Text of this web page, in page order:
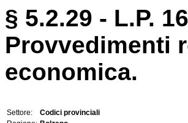
§ 5.2.29 - L.P.
Provvedimenti
economica.
Settore:
Codici provinciali